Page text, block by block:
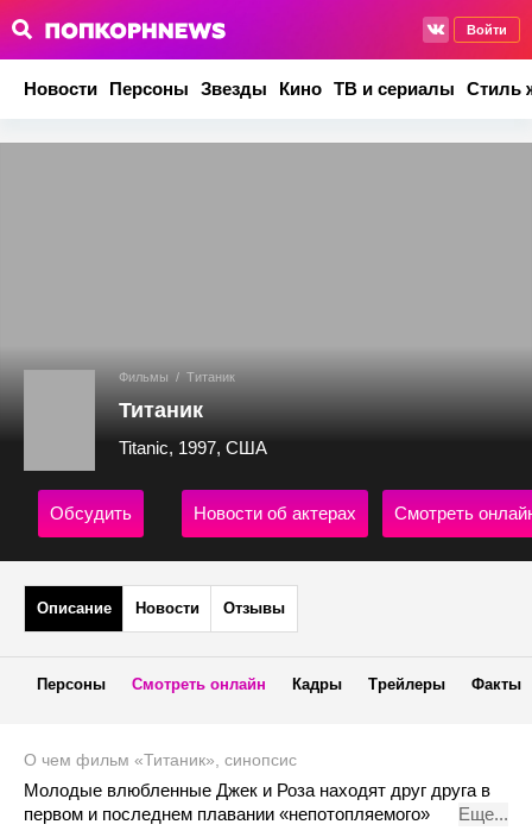
Войти
Новости Персоны Звезды Кино ТВ и сериалы Стиль
Фильмы / Титаник
Титаник
Titanic, 1997, США
Обсудить Новости об актерах Смотреть
Описание Новости Отзывы
Персоны Смотреть онлайн Кадры Трейлеры Факты
О чем фильм «Титаник», синопсис
Молодые влюбленные Джек и Роза находят друг друга в
первом и последнем плавании «непотопляемого»
Еще...